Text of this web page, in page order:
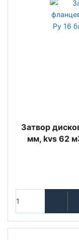
Затвор
мм, kvs 62